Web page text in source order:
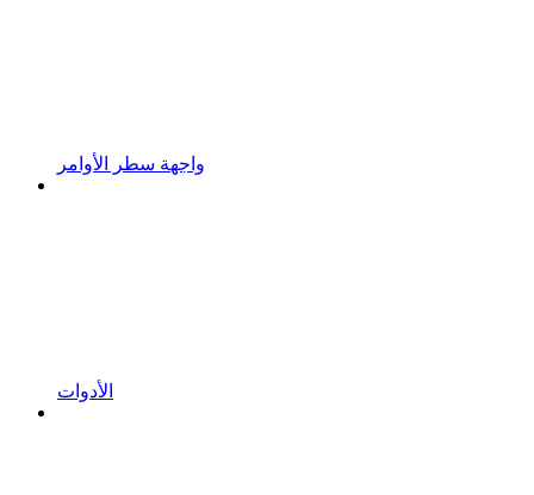
واجهة سطر الأوامر
الأدوات